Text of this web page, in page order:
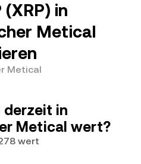
(XRP) in
Metical
Metical
derzeit in
Metical wert?
wert